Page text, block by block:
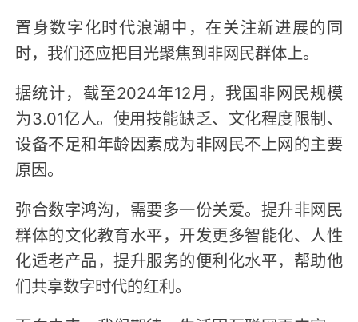
置身数字化时代浪潮中，在关注新进展的同
时，我们还应把目光聚焦到非网民群体上。
据统计，截至2024年12月，我国非网民规模
为3.01亿人。使用技能缺乏、文化程度限制、
设备不足和年龄因素成为非网民不上网的主要
原因。
弥合数字鸿沟，需要多一份关爱。提升非网民
群体的文化教育水平，开发更多智能化、人性
化适老产品，提升服务的便利化水平，帮助他
们共享数字时代的红利。